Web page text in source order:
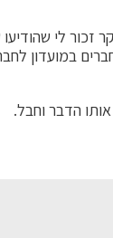
לי
במועדון